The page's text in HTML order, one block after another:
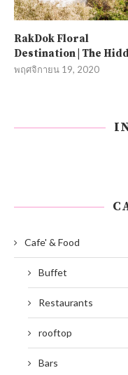
RakDok Floral
Destination | The
พฤศจิกายน 19, 2020
Cafe' & Food
Buffet
Restaurants
rooftop
Bars